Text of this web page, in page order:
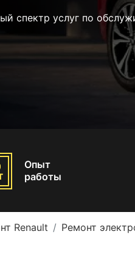
спектр услуг по
Опыт
работы
Renault Ремонт